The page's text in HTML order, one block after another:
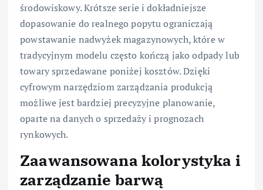
środowiskowy. Krótsze serie i dokładniejsze
dopasowanie do realnego popytu ograniczają
powstawanie nadwyżek magazynowych, które w
tradycyjnym modelu często kończą jako odpady lub
towary sprzedawane poniżej kosztów. Dzięki
cyfrowym narzędziom zarządzania produkcją
możliwe jest bardziej precyzyjne planowanie,
oparte na danych o sprzedaży i prognozach
rynkowych.
Zaawansowana kolorystyka i
zarządzanie barwą